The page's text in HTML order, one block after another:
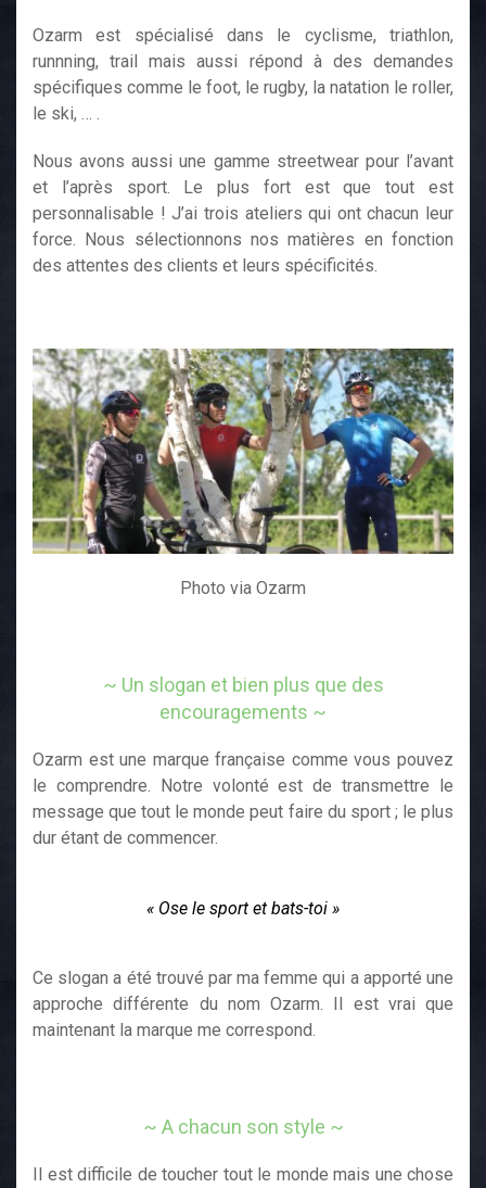
Ozarm est spécialisé dans le cyclisme, triathlon,
runnning, trail mais aussi répond à des demandes
spécifiques comme le foot, le rugby, la natation le roller,
le ski, … .
Nous avons aussi une gamme streetwear pour l’avant
et l’après sport. Le plus fort est que tout est
personnalisable ! J’ai trois ateliers qui ont chacun leur
force. Nous sélectionnons nos matières en fonction
des attentes des clients et leurs spécificités.
Photo via Ozarm
~ Un slogan et bien plus que des
encouragements ~
Ozarm est une marque française comme vous pouvez
le comprendre. Notre volonté est de transmettre le
message que tout le monde peut faire du sport ; le plus
dur étant de commencer.
« Ose le sport et bats-toi »
Ce slogan a été trouvé par ma femme qui a apporté une
approche différente du nom Ozarm. Il est vrai que
maintenant la marque me correspond.
~ A chacun son style ~
Il est difficile de toucher tout le monde mais une chose